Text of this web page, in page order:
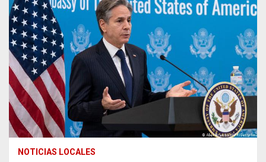
NOTICIAS LOCALES